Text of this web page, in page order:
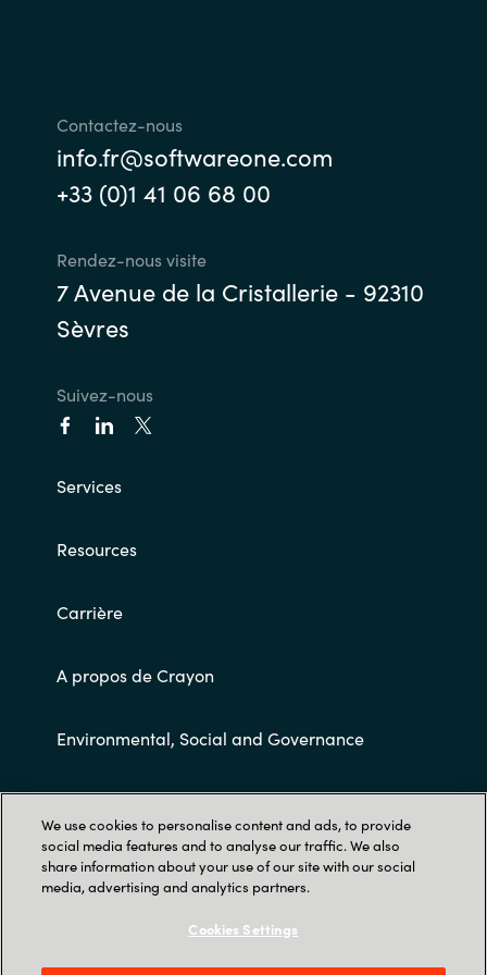
Contactez-nous
info.fr@softwareone.com
+33 (0)1 41 06 68 00
Rendez-nous visite
7 Avenue de la Cristallerie - 92310
Sèvres
Suivez-nous
Services
Resources
Carrière
A propos de Crayon
Environmental, Social and Governance
Conditions Générales de Ventes
We use cookies to personalise content and ads, to provide
social media features and to analyse our traffic. We also
share information about your use of our site with our social
media, advertising and analytics partners.
Cookies Settings